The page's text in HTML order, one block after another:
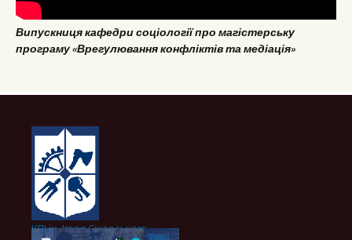
Випускниця кафедри соціології про магістерську
програму «Врегулювання конфліктів та медіація»
КПІ ім. Ігоря Сікорського